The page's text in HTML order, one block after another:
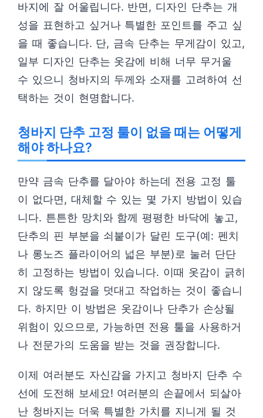
바지에 잘 어울립니다. 반면, 디자인 단추는 개
성을 표현하고 싶거나 특별한 포인트를 주고 싶
을 때 좋습니다. 단, 금속 단추는 무게감이 있고,
일부 디자인 단추는 옷감에 비해 너무 무거울
수 있으니 청바지의 두께와 소재를 고려하여 선
택하는 것이 현명합니다.
청바지 단추 고정 툴이 없을 때는 어떻게
해야 하나요?
만약 금속 단추를 달아야 하는데 전용 고정 툴
이 없다면, 대체할 수 있는 몇 가지 방법이 있습
니다. 튼튼한 망치와 함께 평평한 바닥에 놓고,
단추의 핀 부분을 쇠붙이가 달린 도구(예: 펜치
나 롱노즈 플라이어의 넓은 부분)로 눌러 단단
히 고정하는 방법이 있습니다. 이때 옷감이 긁히
지 않도록 헝겊을 덧대고 작업하는 것이 좋습니
다. 하지만 이 방법은 옷감이나 단추가 손상될
위험이 있으므로, 가능하면 전용 툴을 사용하거
나 전문가의 도움을 받는 것을 권장합니다.
이제 여러분도 자신감을 가지고 청바지 단추 수
선에 도전해 보세요! 여러분의 손끝에서 되살아
난 청바지는 더욱 특별한 가치를 지니게 될 것